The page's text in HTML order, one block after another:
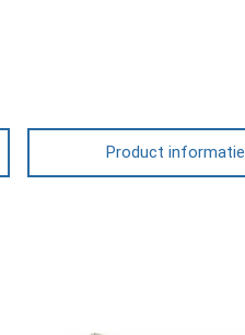
Product informatie